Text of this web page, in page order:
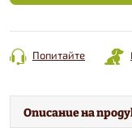
Попитайте
Описание на